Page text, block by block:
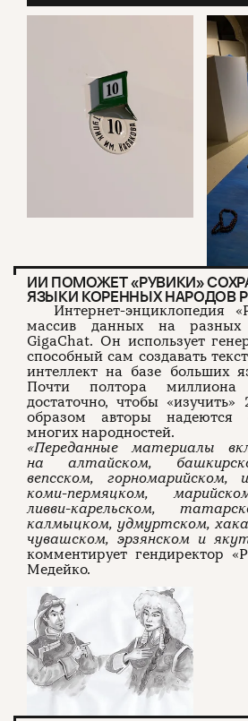
ИИ ПОМОЖЕТ «РУВИКИ»
ЯЗЫКИ КОРЕННЫХ НАРОДОВ
Интернет-энциклопедия
массив данных на разных
GigaChat. Он использует
способный сам создавать
интеллект на базе больших
Почти полтора
достаточно, чтобы
образом авторы надеются
многих народностей.
«Переданные материалы
на алтайском,
вепсском, горномарийском,
коми-пермяцком,
ливви-карельском,
калмыцком, удмуртском,
чувашском, эрзянском и
комментирует гендиректор
Медейко.